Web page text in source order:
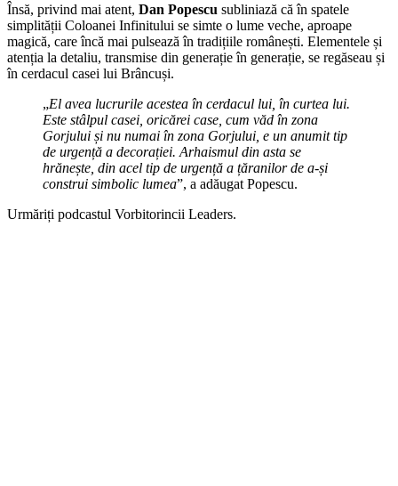
Însă, privind mai atent, Dan Popescu subliniază că în spatele
simplității Coloanei Infinitului se simte o lume veche, aproape
magică, care încă mai pulsează în tradițiile românești. Elementele și
atenția la detaliu, transmise din generație în generație, se regăseau și
în cerdacul casei lui Brâncuși.
„El avea lucrurile acestea în cerdacul lui, în curtea lui.
Este stâlpul casei, oricărei case, cum văd în zona
Gorjului și nu numai în zona Gorjului, e un anumit tip
de urgență a decorației. Arhaismul din asta se
hrănește, din acel tip de urgență a țăranilor de a-și
construi simbolic lumea”, a adăugat Popescu.
Urmăriți podcastul Vorbitorincii Leaders.